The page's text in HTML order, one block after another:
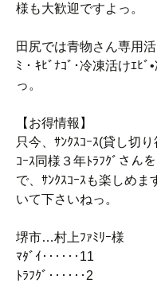
様も大歓迎ですよっ。
田尻では青物さん専用
ﾐ・ｷﾋﾞﾅｺﾞ･冷凍活けｴﾋ
っ。
【お得情報】
只今、ｻﾝｸｽｺｰｽ(貸し切
ｺｰｽ同様３年ﾄﾗﾌｸﾞさん
で、ｻﾝｸｽｺｰｽも楽しめ
いて下さいねっ。
堺市…村上ﾌｧﾐﾘｰ様
ﾏﾀﾞｲ‥‥‥11
ﾄﾗﾌｸﾞ‥‥‥2